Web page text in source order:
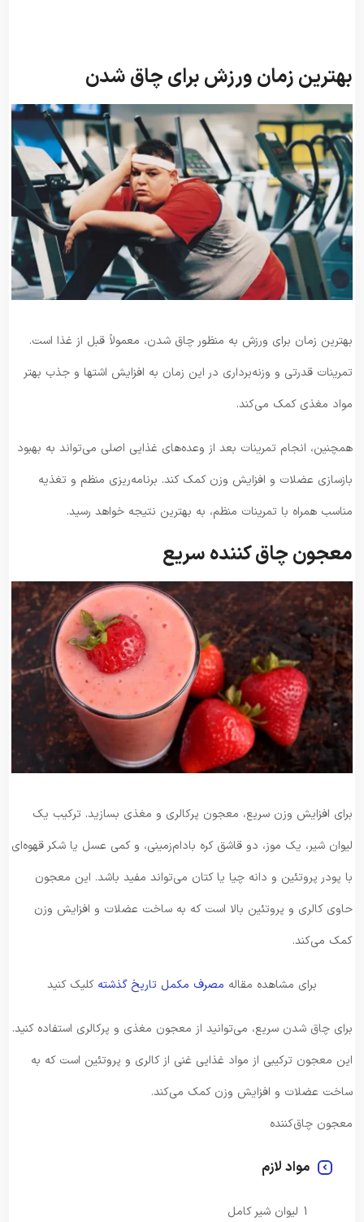
بهترین زمان ورزش برای چاق شدن
بهترین زمان برای ورزش به منظور چاق شدن، معمولاً قبل از غذا است.
تمرینات قدرتی و وزنه‌برداری در این زمان به افزایش اشتها و جذب بهتر
مواد مغذی کمک می‌کند.
همچنین، انجام تمرینات بعد از وعده‌های غذایی اصلی می‌تواند به بهبود
بازسازی عضلات و افزایش وزن کمک کند. برنامه‌ریزی منظم و تغذیه
مناسب همراه با تمرینات منظم، به بهترین نتیجه خواهد رسید.
معجون چاق کننده سریع
برای افزایش وزن سریع، معجون پرکالری و مغذی بسازید. ترکیب یک
لیوان شیر، یک موز، دو قاشق کره بادام‌زمینی، و کمی عسل یا شکر قهوه‌ای
با پودر پروتئین و دانه چیا یا کتان می‌تواند مفید باشد. این معجون
حاوی کالری و پروتئین بالا است که به ساخت عضلات و افزایش وزن
کمک می‌کند.
برای مشاهده مقاله مصرف مکمل تاریخ گذشته کلیک کنید
برای چاق شدن سریع، می‌توانید از معجون مغذی و پرکالری استفاده کنید.
این معجون ترکیبی از مواد غذایی غنی از کالری و پروتئین است که به
ساخت عضلات و افزایش وزن کمک می‌کند.
معجون چاق‌کننده
مواد لازم
1 لیوان شیر کامل